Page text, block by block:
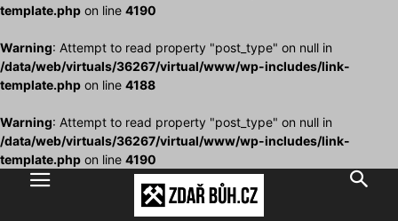
template.php on line 4190
Warning: Attempt to read property "post_type" on null in
/data/web/virtuals/36267/virtual/www/wp-includes/link-
template.php on line 4188
Warning: Attempt to read property "post_type" on null in
/data/web/virtuals/36267/virtual/www/wp-includes/link-
template.php on line 4190